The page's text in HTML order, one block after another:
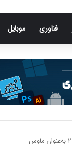
فناوری موبایل